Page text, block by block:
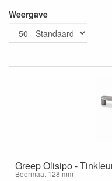
Weergave
Greep Olisipo -
Boormaat 128 mm